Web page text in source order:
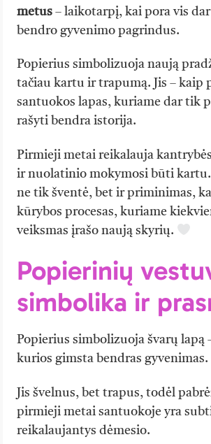
metus – laikotarpį, kai pora vis
bendro gyvenimo pagrindus.
Popierius simbolizuoja naują
tačiau kartu ir trapumą. Jis – kaip
santuokos lapas, kuriame dar tik
rašyti bendra istorija.
Pirmieji metai reikalauja
ir nuolatinio mokymosi būti
ne tik šventė, bet ir priminimas,
kūrybos procesas, kuriame
veiksmas įrašo naują skyrių.
Popierinių
simbolika ir
Popierius simbolizuoja švarų lapą
kurios gimsta bendras gyvenimas.
Jis švelnus, bet trapus, todėl
pirmieji metai santuokoje yra
reikalaujantys dėmesio.